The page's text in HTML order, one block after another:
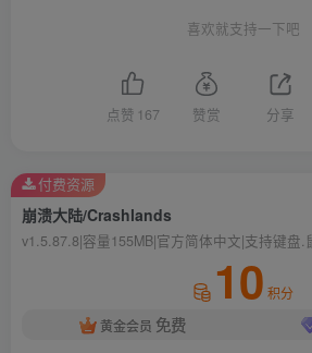
喜欢就支持一下吧
点赞 167 赞赏 分享
崩溃大陆/Crashlands
v1.5.87.8|容量155MB|官方简体中文|支持键盘.
10 积分
黄金会员 免费
付费资源